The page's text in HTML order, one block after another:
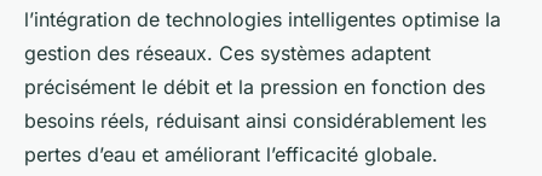
l’intégration de technologies intelligentes optimise la
gestion des réseaux. Ces systèmes adaptent
précisément le débit et la pression en fonction des
besoins réels, réduisant ainsi considérablement les
pertes d’eau et améliorant l’efficacité globale.